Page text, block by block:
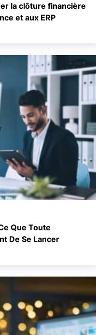
la clôture financière
et aux ERP
Que Toute
De Se Lancer